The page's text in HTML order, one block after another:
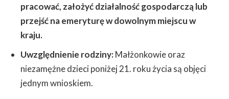
pracować, założyć działalność gospodarczą lub
przejść na emeryturę w dowolnym miejscu w
kraju.
Uwzględnienie rodziny:Małżonkowie oraz
niezamężne dzieci poniżej 21. roku życia są objęci
jednym wnioskiem.